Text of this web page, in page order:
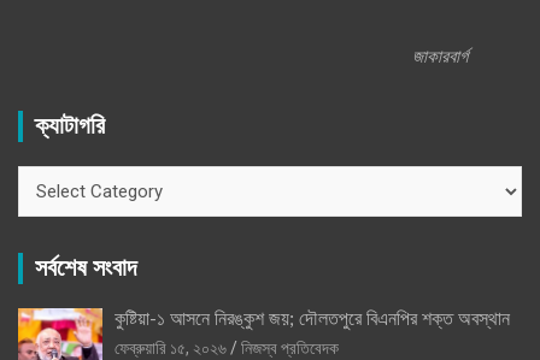
জাকারবার্গ
ক্যাটাগরি
সর্বশেষ সংবাদ
কুষ্টিয়া-১ আসনে নিরঙ্কুশ জয়; দৌলতপুরে বিএনপির শক্ত অবস্থান
ফেব্রুয়ারি ১৫, ২০২৬
নিজস্ব প্রতিবেদক